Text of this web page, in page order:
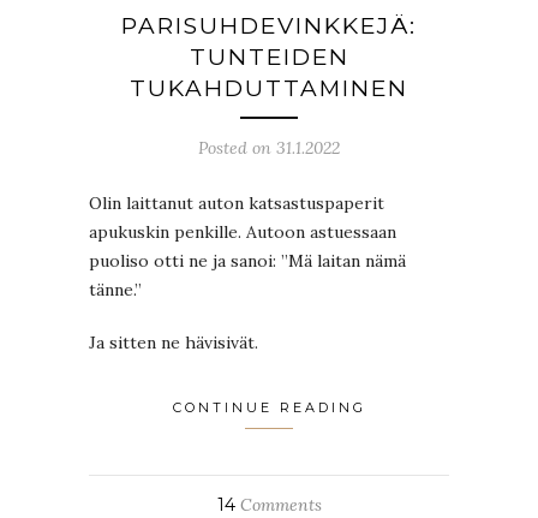
PARISUHDEVINKKEJÄ:
TUNTEIDEN
TUKAHDUTTAMINEN
Posted on 31.1.2022
Olin laittanut auton katsastuspaperit
apukuskin penkille. Autoon astuessaan
puoliso otti ne ja sanoi: ”Mä laitan nämä
tänne.”
Ja sitten ne hävisivät.
CONTINUE READING
14Comments